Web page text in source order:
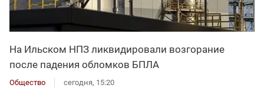
На Ильском НПЗ ликвидировали возгорание
после падения обломков БПЛА
Общество сегодня, 15:20